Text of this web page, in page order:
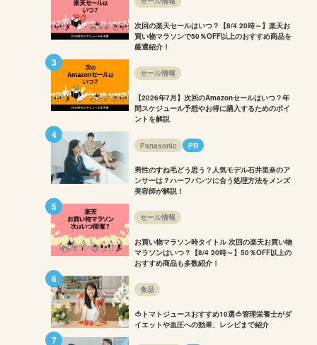
次回の楽天セールはいつ？【8/4 20時～】楽天お
買い物マラソンで50％OFF以上のおすすめ商品を
厳選紹介！
セール情報
【2026年7月】次回のAmazonセールはいつ？年
間スケジュール予想やお得に購入するためのポイ
ントを解説
Panasonic PR
男性のすね毛どう思う？人気モデル石井里奈のア
ンサーは？ハーフパンツに合う処理方法をメンズ
美容師が解説！
セール情報
お買い物マラソン時タイトル 次回の楽天お買い物
マラソンはいつ？【8/4 20時～】50％OFF以上の
おすすめ商品も多数紹介！
食品
🍅トマトジュースおすすめ10選🍅管理栄養士がダ
イエットや血圧への効果、レシピまで紹介